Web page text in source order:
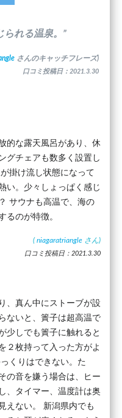
られる温泉。”
さんのキャッチフレーズ)
口コミ投稿日：2021.3.30
的な露天風呂があり、休
グチェアも数多く設置し
掛け流し状態になって
い。少々しょっぱく感じ
サウナも高温で、海の
るのが特徴。
( niagaratriangle さん)
口コミ投稿日：2021.3.30
、真ん中にストーブが設
ないと、簀子は超高温で
少しでも簀子に触れると
２枚持って入った方がよ
くりはできない。た
の音を嫌う場合は、ヒー
、タイマー、温度計は奥
えない。 新潟県内でも